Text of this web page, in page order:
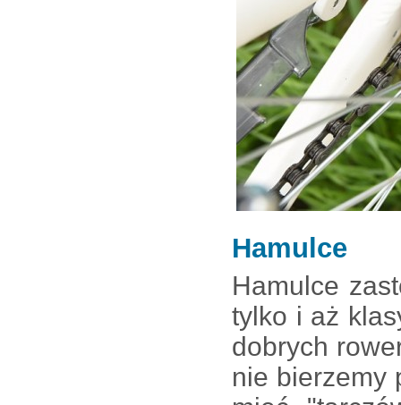
Hamulce
Hamulce
tylko i aż
dobrych
nie bierzemy